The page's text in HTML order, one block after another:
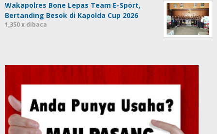
Wakapolres Bone Lepas Team E-Sport,
Bertanding Besok di Kapolda Cup 2026
1,350 x dibaca